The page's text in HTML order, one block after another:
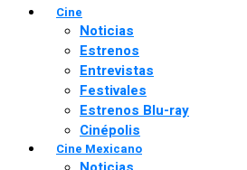
Cine
Noticias
Estrenos
Entrevistas
Festivales
Estrenos Blu-ray
Cinépolis
Cine Mexicano